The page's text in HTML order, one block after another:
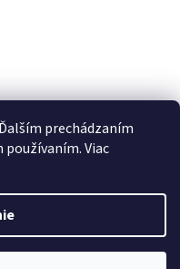
prechádzaním
Viac